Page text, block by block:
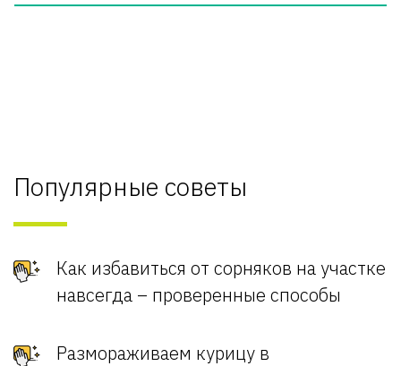
Популярные советы
Как избавиться от сорняков на участке
навсегда – проверенные способы
Размораживаем курицу в